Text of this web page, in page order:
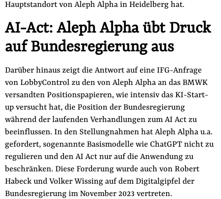
auf
der
Folge Uns
Hauptstandort von Aleph Alpha in Heidelberg hat.
AI-Act: Aleph Alpha übt Druck
auf Bundesregierung aus
Darüber hinaus zeigt die Antwort auf eine IFG-Anfrage
von LobbyControl zu den von Aleph Alpha an das BMWK
versandten Positionspapieren, wie intensiv das KI-Start-
up versucht hat, die Position der Bundesregierung
während der laufenden Verhandlungen zum AI Act zu
beeinflussen. In den Stellungnahmen hat Aleph Alpha u.a.
gefordert, sogenannte Basismodelle wie ChatGPT nicht zu
regulieren und den AI Act nur auf die Anwendung zu
beschränken. Diese Forderung wurde auch von Robert
Habeck und Volker Wissing auf dem Digitalgipfel der
Bundesregierung im November 2023 vertreten.